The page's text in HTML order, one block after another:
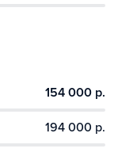
154 000 р.
194 000 р.